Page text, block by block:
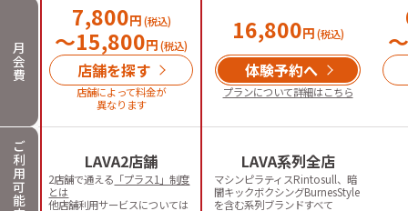
月
会
費
7,800円(税込)
〜15,800円(税込)
店舗を探す
店舗によって料金が
異なります
16,800円(税込)
体験予約へ
プランについて詳細はこちら
〜
ご
利
用
可
能
LAVA2店舗
2店舗で通える 「プラス1」制度
とは
他店舗利用サービスについては
LAVA系列全店
マシンピラティスRintosull、暗
闇キックボクシングBurnesStyle
を含む系列ブランドすべて